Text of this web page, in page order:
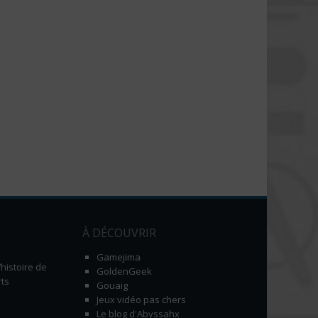
de
À DÉCOUVRIR
Gamejima
GoldenGeek
Gouaig
Jeux vidéo pas chers
Le blog d'Abyssahx